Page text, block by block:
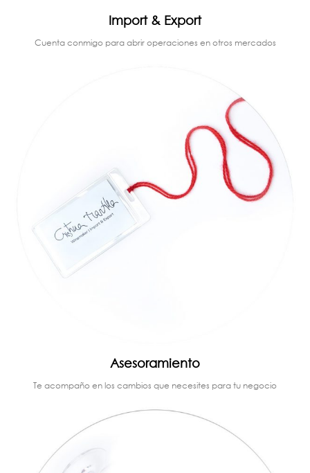
Import & Export
Cuenta conmigo para abrir operaciones en otros mercados
Asesoramiento
Te acompaño en los cambios que necesites para tu negocio